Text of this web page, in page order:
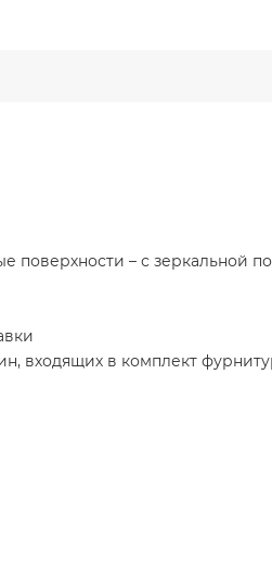
поверхности – с зеркальной
входящих в комплект